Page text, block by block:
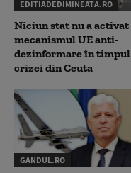
EDITIADEDIMINEATA.RO
Niciun stat nu a activat
mecanismul UE anti-
dezinformare în timpul
crizei din Ceuta
GANDUL.RO